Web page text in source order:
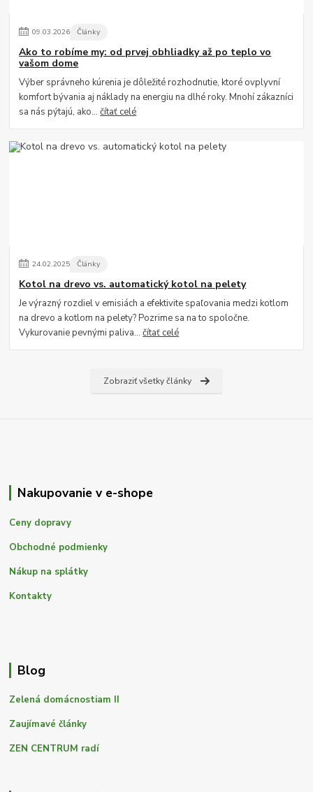
09.03.2026 Články
Ako to robíme my: od prvej obhliadky až po teplo vo
vašom dome
Výber správneho kúrenia je dôležité rozhodnutie, ktoré ovplyvní
komfort bývania aj náklady na energiu na dlhé roky. Mnohí zákazníci
sa nás pýtajú, ako...čítať celé
24.02.2025 Články
Kotol na drevo vs. automatický kotol na pelety
Je výrazný rozdiel v emisiách a efektivite spaľovania medzi kotlom
na drevo a kotlom na pelety? Pozrime sa na to spoločne.
Vykurovanie pevnými paliva...čítať celé
Zobraziť všetky články
Nakupovanie v e-shope
Ceny dopravy
Obchodné podmienky
Nákup na splátky
Kontakty
Blog
Zelená domácnostiam II
Zaujímavé články
ZEN CENTRUM radí